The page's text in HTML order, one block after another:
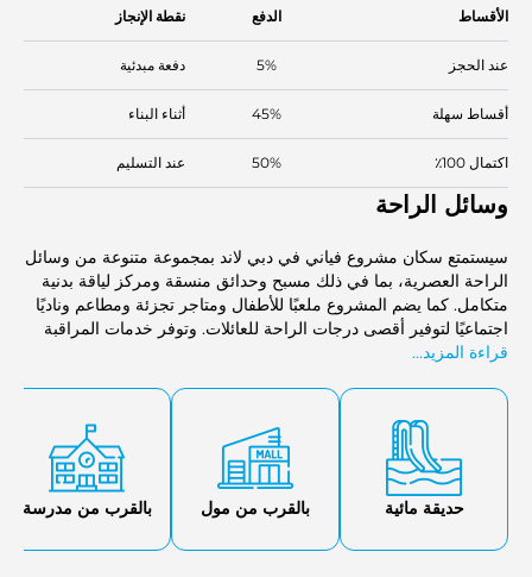
الأقساط الدفع نقطة الإنجاز
عند الحجز 5% دفعة مبدئية
أقساط سهلة 45% أثناء البناء
اكتمال 100٪ 50% عند التسليم
وسائل الراحة
سيستمتع سكان مشروع فياني في دبي لاند بمجموعة متنوعة من وسائل
الراحة العصرية، بما في ذلك مسبح وحدائق منسقة ومركز لياقة بدنية
متكامل. كما يضم المشروع ملعبًا للأطفال ومتاجر تجزئة ومطاعم وناديًا
اجتماعيًا لتوفير أقصى درجات الراحة للعائلات. وتوفر خدمات المراقبة
والأمن على مدار الساعة وخدمات الكونسيرج تجربة سكنية متكاملة
قراءة المزيد...
حديقة مائية بالقرب من مول بالقرب من مدرسة